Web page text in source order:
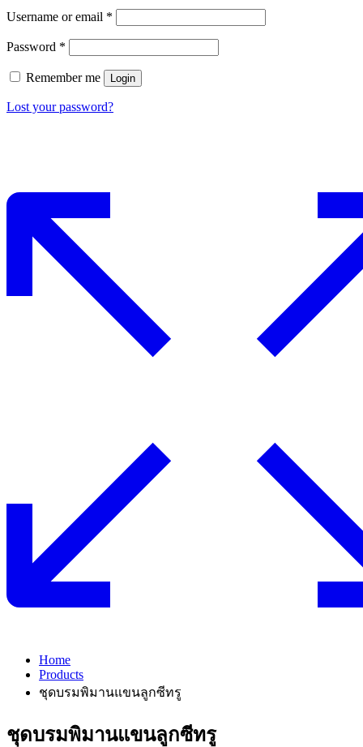
Username or email *
Password *
Remember me Login
Lost your password?
Home
Products
ชุดบรมพิมานแขนลูกซีทรู
ชุดบรมพิมานแขนลูกซีทรู